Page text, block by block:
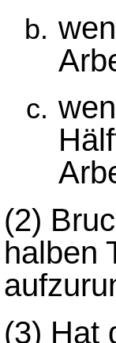
(2)
halben
(3) Hat